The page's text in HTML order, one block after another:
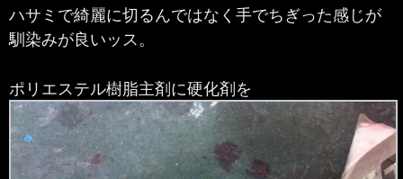
ハサミで綺麗に切るんではなく手でちぎった感じが
馴染みが良いッス。
ポリエステル樹脂主剤に硬化剤を